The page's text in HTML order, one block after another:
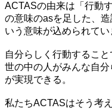
ACTASの由来は「行動
の意味のasを足した、
いう意味が込められてい
自分らしく行動するこ
世の中の人がみんな自
が実現できる。
私たちACTASはそう考